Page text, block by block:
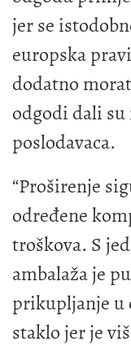
jer se
europska
dodatno
odgodi dali
poslodavaca.
“Proširenje
određene
troškova. S
ambalaža je
prikupljanje u
staklo jer je